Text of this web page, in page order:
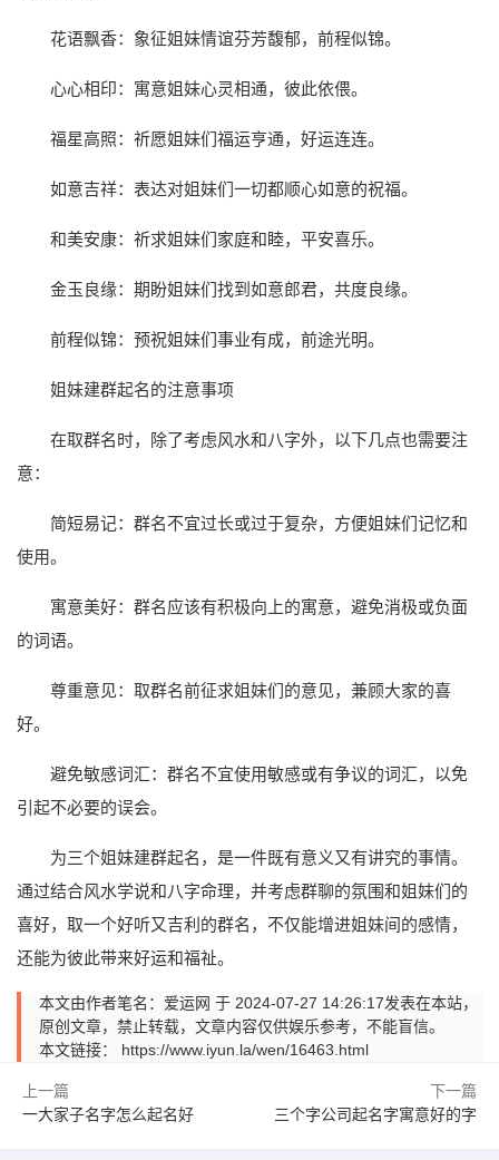
花语飘香：象征姐妹情谊芬芳馥郁，前程似锦。
心心相印：寓意姐妹心灵相通，彼此依偎。
福星高照：祈愿姐妹们福运亨通，好运连连。
如意吉祥：表达对姐妹们一切都顺心如意的祝福。
和美安康：祈求姐妹们家庭和睦，平安喜乐。
金玉良缘：期盼姐妹们找到如意郎君，共度良缘。
前程似锦：预祝姐妹们事业有成，前途光明。
姐妹建群起名的注意事项
在取群名时，除了考虑风水和八字外，以下几点也需要注
意：
简短易记：群名不宜过长或过于复杂，方便姐妹们记忆和
使用。
寓意美好：群名应该有积极向上的寓意，避免消极或负面
的词语。
尊重意见：取群名前征求姐妹们的意见，兼顾大家的喜
好。
避免敏感词汇：群名不宜使用敏感或有争议的词汇，以免
引起不必要的误会。
为三个姐妹建群起名，是一件既有意义又有讲究的事情。
通过结合风水学说和八字命理，并考虑群聊的氛围和姐妹们的
喜好，取一个好听又吉利的群名，不仅能增进姐妹间的感情，
还能为彼此带来好运和福祉。
本文由作者笔名：爱运网 于 2024-07-27 14:26:17发表在本站，
原创文章，禁止转载，文章内容仅供娱乐参考，不能盲信。
本文链接： https://www.iyun.la/wen/16463.html
上一篇
一大家子名字怎么起名好
下一篇
三个字公司起名字寓意好的字